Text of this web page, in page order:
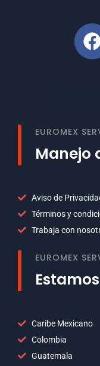
EUROMEX
Manejo
Aviso de
Términos y
Trabaja con
EUROMEX
Caribe Mexicano
Colombia
Guatemala